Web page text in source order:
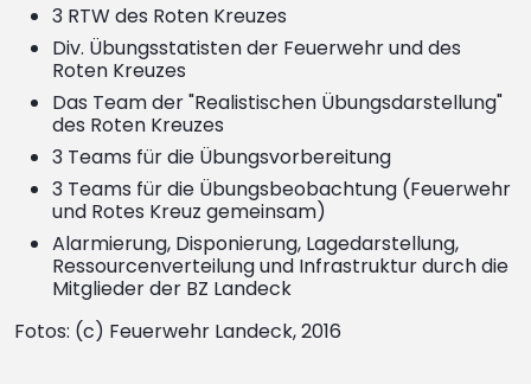
3 RTW des Roten Kreuzes
Div. Übungsstatisten der Feuerwehr und des
Roten Kreuzes
Das Team der "Realistischen Übungsdarstellung"
des Roten Kreuzes
3 Teams für die Übungsvorbereitung
3 Teams für die Übungsbeobachtung (Feuerwehr
und Rotes Kreuz gemeinsam)
Alarmierung, Disponierung, Lagedarstellung,
Ressourcenverteilung und Infrastruktur durch die
Mitglieder der BZ Landeck
Fotos: (c) Feuerwehr Landeck, 2016